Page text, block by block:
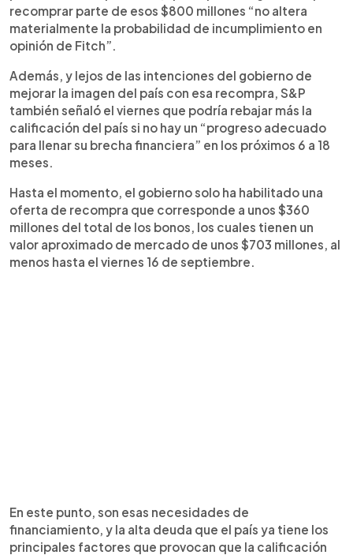
recomprar parte de esos $800 millones “no altera
materialmente la probabilidad de incumplimiento en
opinión de Fitch”.
Además, y lejos de las intenciones del gobierno de
mejorar la imagen del país con esa recompra, S&P
también señaló el viernes que podría rebajar más la
calificación del país si no hay un “progreso adecuado
para llenar su brecha financiera” en los próximos 6 a 18
meses.
Hasta el momento, el gobierno solo ha habilitado una
oferta de recompra que corresponde a unos $360
millones del total de los bonos, los cuales tienen un
valor aproximado de mercado de unos $703 millones, al
menos hasta el viernes 16 de septiembre.
En este punto, son esas necesidades de
financiamiento, y la alta deuda que el país ya tiene los
principales factores que provocan que la calificación